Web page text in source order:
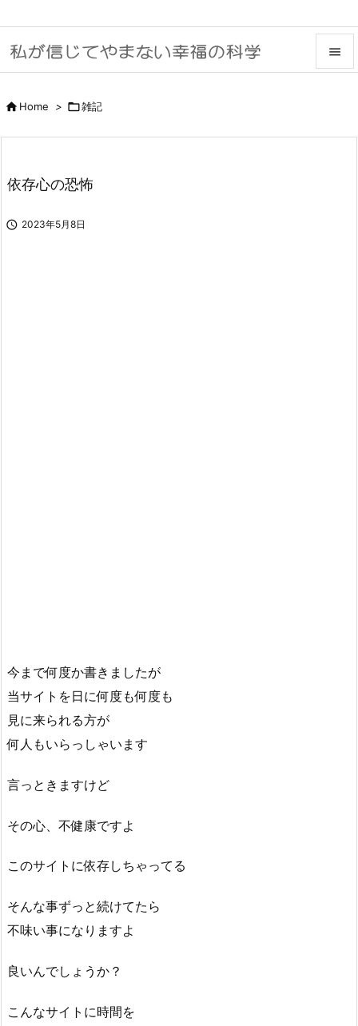

Home > 雑記
依存心の恐怖
 2023年5月8日
今まで何度か書きましたが
当サイトを日に何度も何度も
見に来られる方が
何人もいらっしゃいます
言っときますけど
その心、不健康ですよ
このサイトに依存しちゃってる
そんな事ずっと続けてたら
不味い事になりますよ
良いんでしょうか？
こんなサイトに時間を